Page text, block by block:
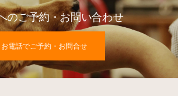
のご予約・お問い合わせ
お電話でご予約・お問合せ